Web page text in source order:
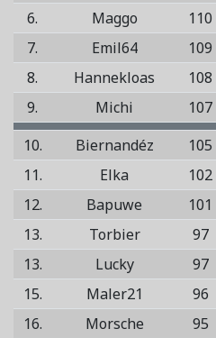
6.
Maggo 110
7.
Emil64 109
8.
Hannekloas 108
9.
Michi 107
10.
Biernandéz 105
11.
Elka 102
12. Bapuwe 101
13. Torbier 97
13.
Lucky 97
15. Maler21 96
16. Morsche 95